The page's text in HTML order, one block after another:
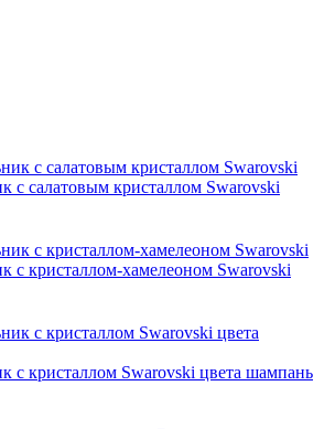
с салатовым кристаллом Swarovski
с кристаллом-хамелеоном Swarovski
с кристаллом Swarovski цвета шампань